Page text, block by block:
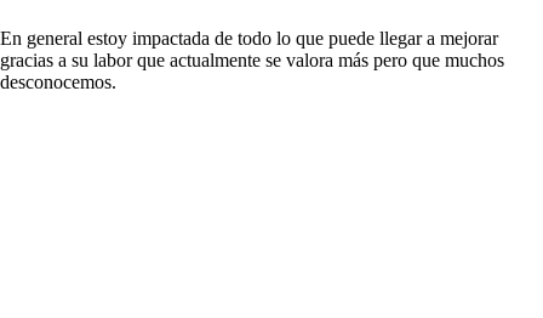
En general estoy impactada de todo lo que puede llegar a mejorar
gracias a su labor que actualmente se valora más pero que muchos
desconocemos.